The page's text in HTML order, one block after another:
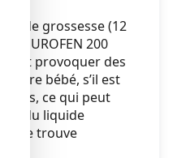
de grossesse (12
NUROFEN 200
peut provoquer des
votre bébé, s’il est
jours, ce qui peut
du liquide
il se trouve